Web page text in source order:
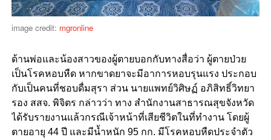
image credit: mgronline
ด้านพ่อและน้องสาวของผู้ตายบอกกับทางสื่อว่า ผู้ตายป่วย
เป็นโรคหอบหืด หากขาดยาจะมีอาการหอบรุนแรง ประกอบ
กับเป็นคนที่ชอบดื่มสุรา ส่วน นายแพทย์วิศิษฏ์ อภิสิทธิ์วิทยา
รอง สสจ. พิจิตร กล่าวว่า ทาง สำนักงานสาธารณสุขจังหวัด
ได้รับรายงานแล้วกรณีเจ้าหน้าที่เสียชีวิตในที่ทำงาน โดยผู้
ตายอายุ 44 ปี และมีน้ำหนัก 95 กก. มีโรคหอบหืดประจำตัว